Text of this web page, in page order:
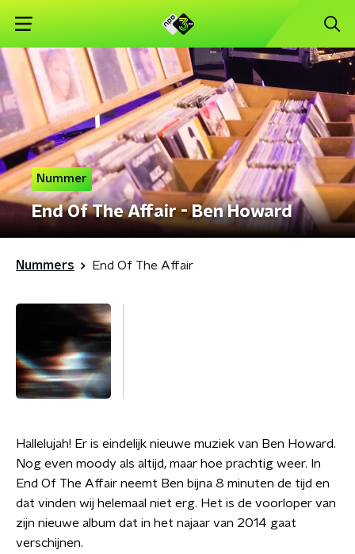
Nummer
End Of The Affair - Ben Howard
Nummers End Of The Affair
Hallelujah! Er is eindelijk nieuwe muziek van Ben Howard.
Nog even moody als altijd, maar hoe prachtig weer. In
End Of The Affair neemt Ben bijna 8 minuten de tijd en
dat vinden wij helemaal niet erg. Het is de voorloper van
zijn nieuwe album dat in het najaar van 2014 gaat
verschijnen.